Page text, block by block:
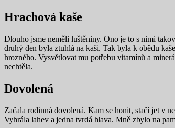
Hrachová kaše
Dlouho jsme neměli luštěniny. Ono je to s nimi
druhý den byla ztuhlá na kaši. Tak byla k obědu
hrozného. Vysvětlovat mu potřebu vitamínů a
nechtěla.
Dovolená
Začala rodinná dovolená. Kam se honit, stačí jet v
Vyhrála lahev a jedna tvrdá hlava. Mně zbylo na